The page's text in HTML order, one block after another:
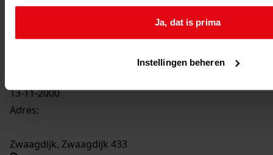
Ja, dat is prima
Instellingen beheren
Datering:
Beschrijving:
Het overkappen van een steeg
13-11-2000
Adres:
Zwaagdijk, Zwaagdijk 433